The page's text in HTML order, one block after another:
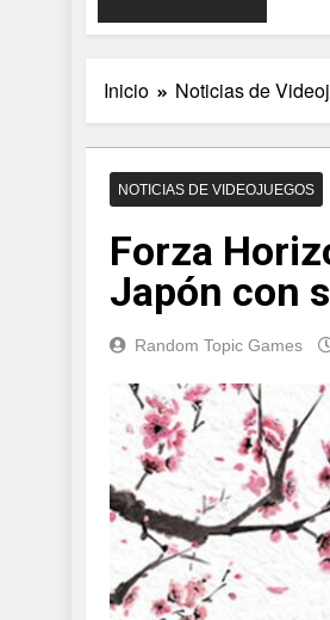
Inicio Noticias de
NOTICIAS DE VIDEOJUEGOS
Forza
Japón con
Random Topic Games